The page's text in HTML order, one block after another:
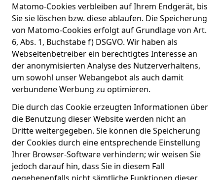
Matomo-Cookies verbleiben auf Ihrem Endgerät, bis
Sie sie löschen bzw. diese ablaufen. Die Speicherung
von Matomo-Cookies erfolgt auf Grundlage von Art.
6, Abs. 1, Buchstabe f) DSGVO. Wir haben als
Webseitenbetreiber ein berechtigtes Interesse an
der anonymisierten Analyse des Nutzerverhaltens,
um sowohl unser Webangebot als auch damit
verbundene Werbung zu optimieren.
Die durch das Cookie erzeugten Informationen über
die Benutzung dieser Website werden nicht an
Dritte weitergegeben. Sie können die Speicherung
der Cookies durch eine entsprechende Einstellung
Ihrer Browser-Software verhindern; wir weisen Sie
jedoch darauf hin, dass Sie in diesem Fall
gegebenenfalls nicht sämtliche Funktionen dieser